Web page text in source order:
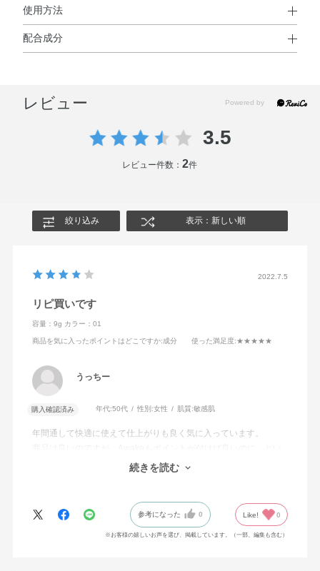
使用方法
使用方法
●パフに適量をとり、手の甲でつき具合をみてから、肌を軽くなでる
●化粧なおしのときは、まずティッシュペーパーなどで汗や余分な皮
脂をおさえてから、パフに少量ずつとってのばしてください。
●お肌に異常が生じていないかよく注意して使用してください。
傷やはれもの・湿しん等、異常のある部位には使わないでくださ
があらわれた場合は使用を中止し、皮ふ科専門医等へご相談くだ
使用を続けると症状が悪化することがあります。
●他の紫外線防止効果のある化粧品と併用するとより効果的です。
配合成分
キシル・（フッ化／水酸化／酸化）／（Mg／K／ケイ
ゴマ種子油・ゴマ発芽エキス・サフラワー油・スイカズラ
花エキス・トコフェロール・ホホバ種子油・ヨーロッパブ
ラン・アモジメチコン・エタノール・シリカ・ジメチコノ
ール・ジメチコン・スクワラン・ステアリン酸・セラミド
ミアナッツ脂肪酸フィトステリル・メチコン・ラウリン酸
亜鉛・塩化Al・合成ワックス・酸化スズ・水・水酸化Al・
水添レシチン・フェノキシエタノール・マイカ・酸化チタ
ン・酸化亜鉛・酸化鉄
レビュー
3.5
レビュー件数：2件
絞り込み 表示：新しい順
2022.7.5
リピ買いです
容量：9g カラー：01
商品を気に入ったポイントはどこですか:成分 使った満足度:★★★★★
うっちー
購入確認済み 年代:50代 性別:女性 肌質:敏感肌
年間通して快適に使えて仕上がりも良く気に入っています。
つも残念に思うので、星マイナス１にしました。
続きを読む
参考になった 0 Like! 0
※お客様の嬉しいお声を選び、掲載しています。（一部、編集も含む）